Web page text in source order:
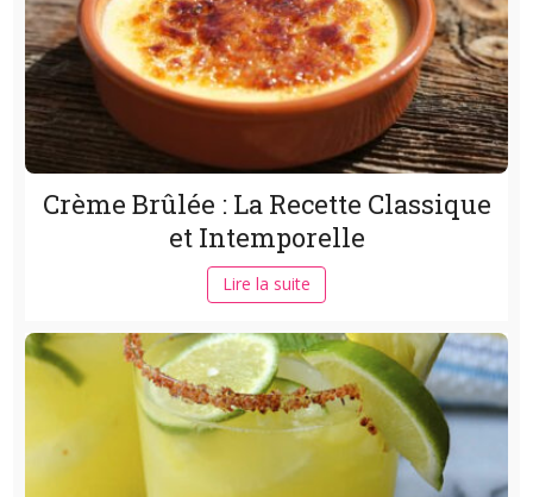
Crème Brûlée : La Recette Classique
et Intemporelle
Lire la suite